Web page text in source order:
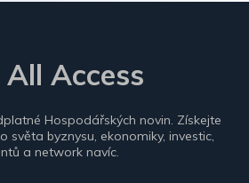
All Access
Hospodářských novin. Získejte
světa byznysu, ekonomiky, investic,
a network navíc.